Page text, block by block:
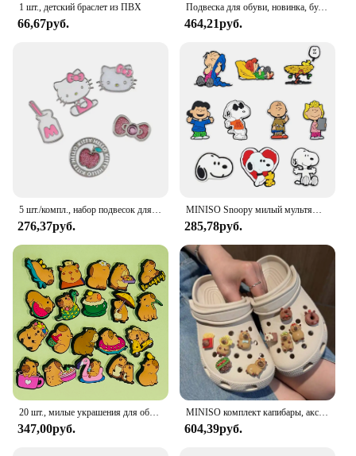
1 шт., детский браслет из ПВХ
66,67руб.
Подвеска для обуви, новинка, булавки «сделай сам», черный милый рыбак, медведь, украшение, Пряжка для дырки обуви, Набор подвесок, аксессуары, подарок для детей, мальчиков и девочек
464,21руб.
276,37руб.
MINISO Snoopy милый мультяшный персонаж для обуви шармы Аксессуары Сделай сам украшение для классических заклепок детские подарки
285,78руб.
347,00руб.
MINISO комплект капибары, аксессуары для обуви, очаровательные пряжки для обуви с мультяшными животными, сделай сам, мягкий клей, креативный подарок для взрослых
604,39руб.